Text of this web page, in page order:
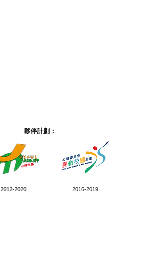
夥伴計劃：
2012-2020 2016-2019